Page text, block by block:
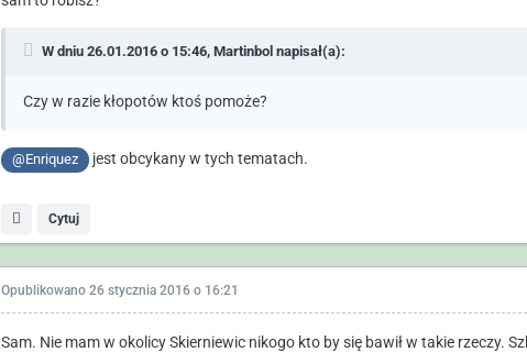
W dniu 26.01.2016 o 15:46, Martinbol napisał(a):
Czy w razie kłopotów ktoś pomoże?
@Enriquez jest obcykany w tych tematach.
Cytuj
Opublikowano 26 stycznia 2016 o 16:21
Sam. Nie mam w okolicy Skierniewic nikogo kto by się bawił w takie rzeczy.